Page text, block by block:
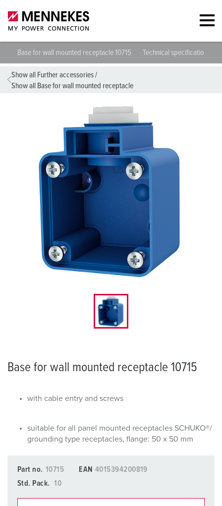
Base for wall mounted receptacle 10715 Technical specifications
Show all Further accessories/
Show all Base for wall mounted receptacle
Base for wall mounted receptacle 10715
with cable entry and screws
suitable for all panel mounted receptacles SCHUKO®/
grounding type receptacles, flange: 50 x 50 mm
Part no. 10715 EAN 4015394200819
Std. Pack.
10